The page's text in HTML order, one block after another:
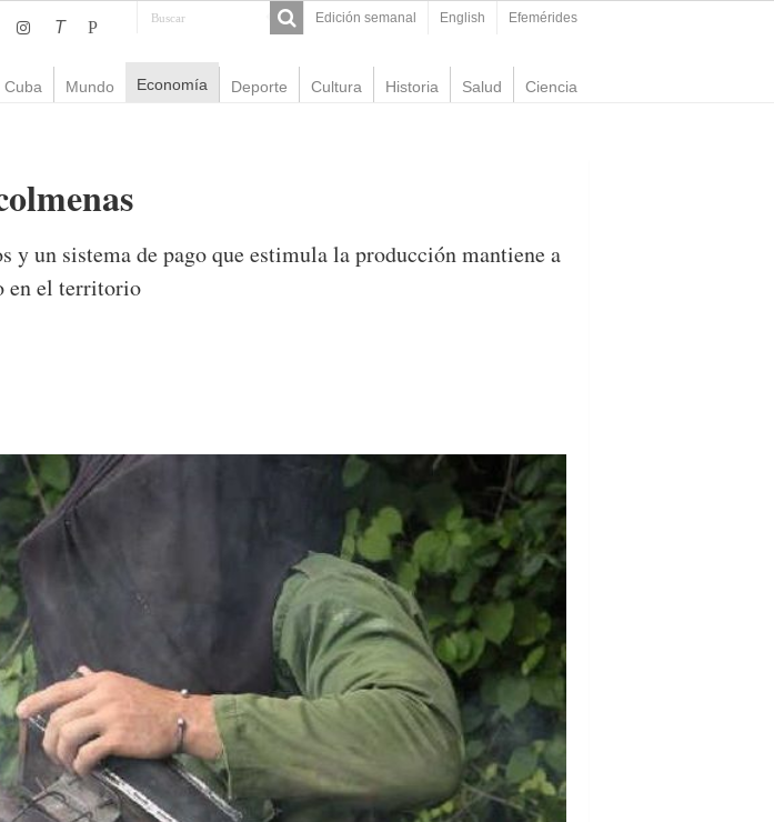
Edición semanal English Efemérides
T P
Cuba Mundo Economía Deporte Cultura Historia Salud Ciencia
un sistema de pago que estimula la producción mantiene a
en el territorio